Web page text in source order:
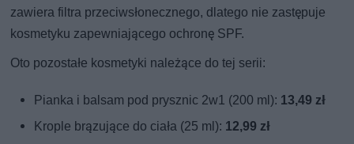
zawiera filtra przeciwsłonecznego, dlatego nie zastępuje
kosmetyku zapewniającego ochronę SPF.
Oto pozostałe kosmetyki należące do tej serii:
Pianka i balsam pod prysznic 2w1 (200 ml): 13,49 zł
Krople brązujące do ciała (25 ml): 12,99 zł